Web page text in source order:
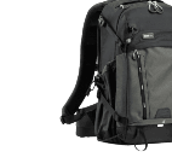
Passwort*